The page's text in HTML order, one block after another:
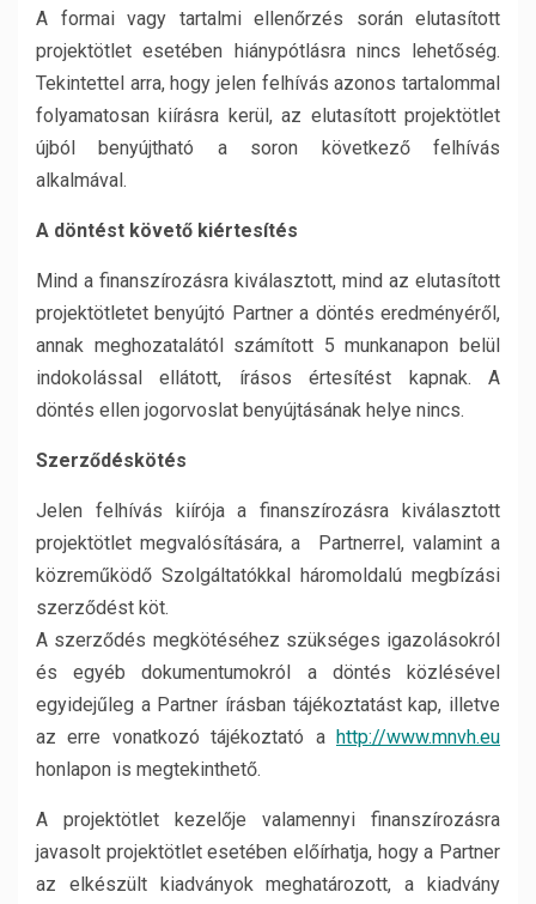
A formai vagy tartalmi ellenőrzés során elutasított
projektötlet esetében hiánypótlásra nincs lehetőség.
Tekintettel arra, hogy jelen felhívás azonos tartalommal
folyamatosan kiírásra kerül, az elutasított projektötlet
újból benyújtható a soron következő felhívás
alkalmával.
A döntést követő kiértesítés
Mind a finanszírozásra kiválasztott, mind az elutasított
projektötletet benyújtó Partner a döntés eredményéről,
annak meghozatalától számított 5 munkanapon belül
indokolással ellátott, írásos értesítést kapnak. A
döntés ellen jogorvoslat benyújtásának helye nincs.
Szerződéskötés
Jelen felhívás kiírója a finanszírozásra kiválasztott
projektötlet megvalósítására, a Partnerrel, valamint a
közreműködő Szolgáltatókkal háromoldalú megbízási
szerződést köt.
A szerződés megkötéséhez szükséges igazolásokról
és egyéb dokumentumokról a döntés közlésével
egyidejűleg a Partner írásban tájékoztatást kap, illetve
az erre vonatkozó tájékoztató a http://www.mnvh.eu
honlapon is megtekinthető.
A projektötlet kezelője valamennyi finanszírozásra
javasolt projektötlet esetében előírhatja, hogy a Partner
az elkészült kiadványok meghatározott, a kiadvány